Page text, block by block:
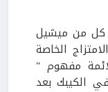
كل من ميشيل
الخاصة
مفهوم "
الكيبك بعد